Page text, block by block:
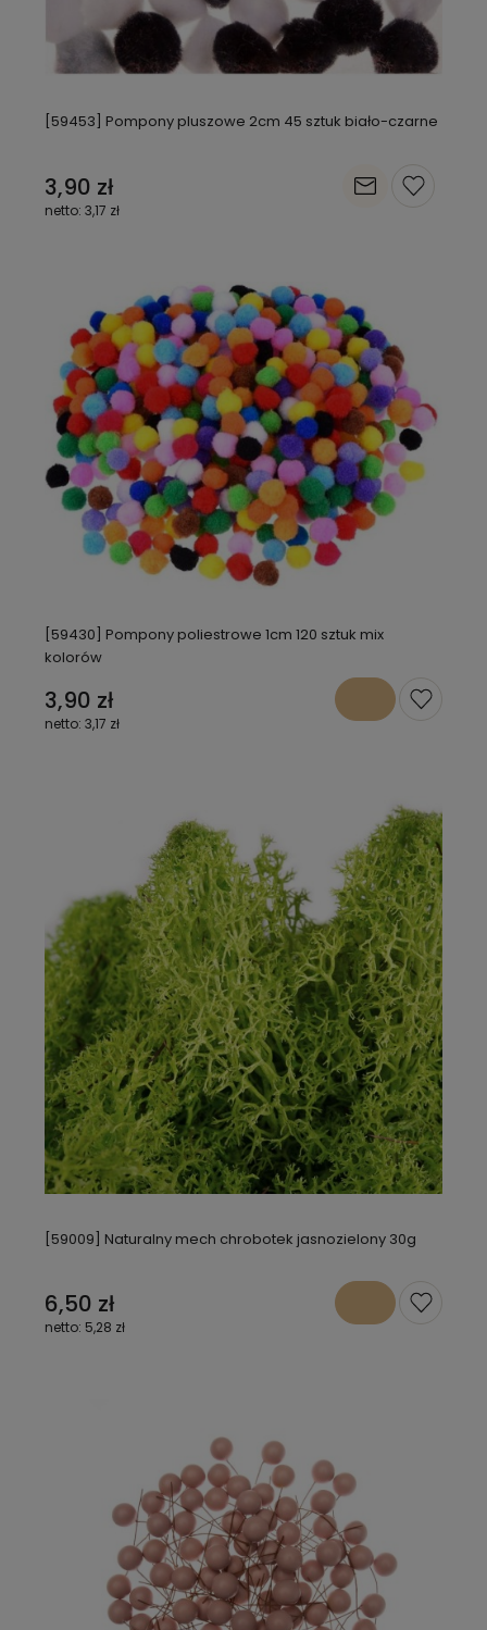
[59453] Pompony pluszowe 2cm 45 sztuk biało-czarne
3,90 zł
3,17 zł
[59430] Pompony poliestrowe 1cm 120 sztuk mix
kolorów
3,90 zł
3,17 zł
[59009] Naturalny mech chrobotek jasnozielony 30g
6,50 zł
5,28 zł